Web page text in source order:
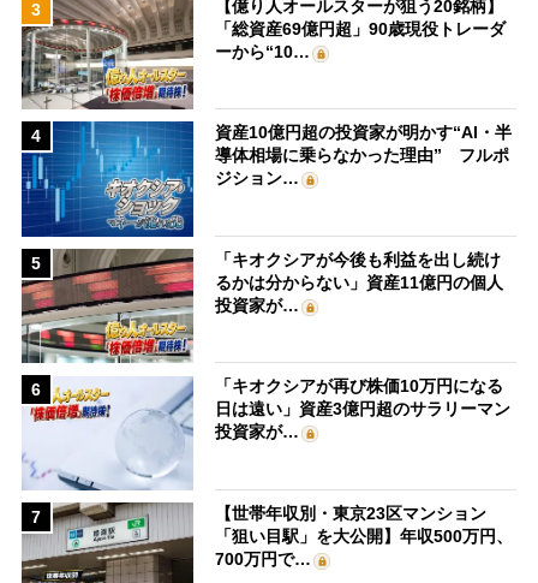
3
【億り人オールスターが狙う20銘柄】
「総資産69億円超」90歳現役トレーダ
ーから“10…
4
資産10億円超の投資家が明かす“AI・半
導体相場に乗らなかった理由” フルポ
ジション…
5
「キオクシアが今後も利益を出し続け
るかは分からない」資産11億円の個人
投資家が…
6
「キオクシアが再び株価10万円になる
日は遠い」資産3億円超のサラリーマン
投資家が…
7
【世帯年収別・東京23区マンション
「狙い目駅」を大公開】年収500万円、
700万円で…